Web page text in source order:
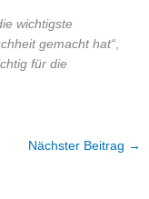
wichtigste
gemacht hat“
für die
Nächster Beitrag →